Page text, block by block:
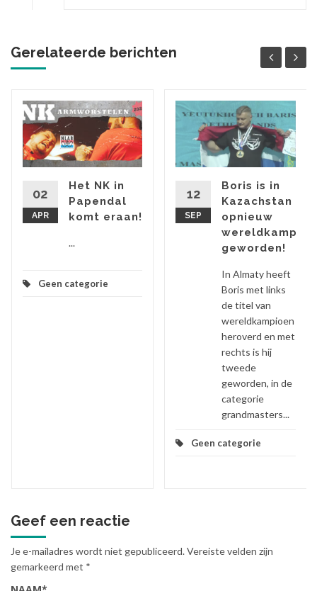
Gerelateerde berichten
02
APR
Het NK in
Papendal
komt eraan!
...
Geen categorie
12
SEP
Boris is in
Kazachstan
opnieuw
geworden!
In Almaty heeft
Boris met links
de titel van
wereldkampioen
heroverd en met
rechts is hij
tweede
geworden, in de
categorie
grandmasters...
Geen categorie
Geef een reactie
Je e-mailadres wordt niet gepubliceerd.Vereiste velden zijn
gemarkeerd met *